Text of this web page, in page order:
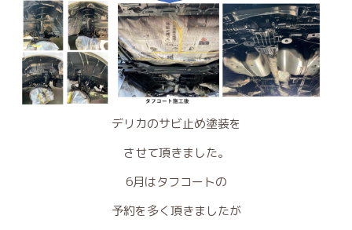
デリカのサビ止め塗装を
させて頂きました。
6月はタフコートの
予約を多く頂きましたが